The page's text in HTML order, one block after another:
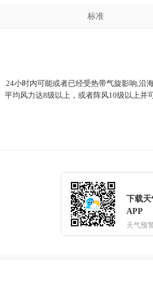
标准
24小时内可能或者已经受热带气旋影响,沿
平均风力达8级以上，或者阵风10级以上并
下载
APP
天气预